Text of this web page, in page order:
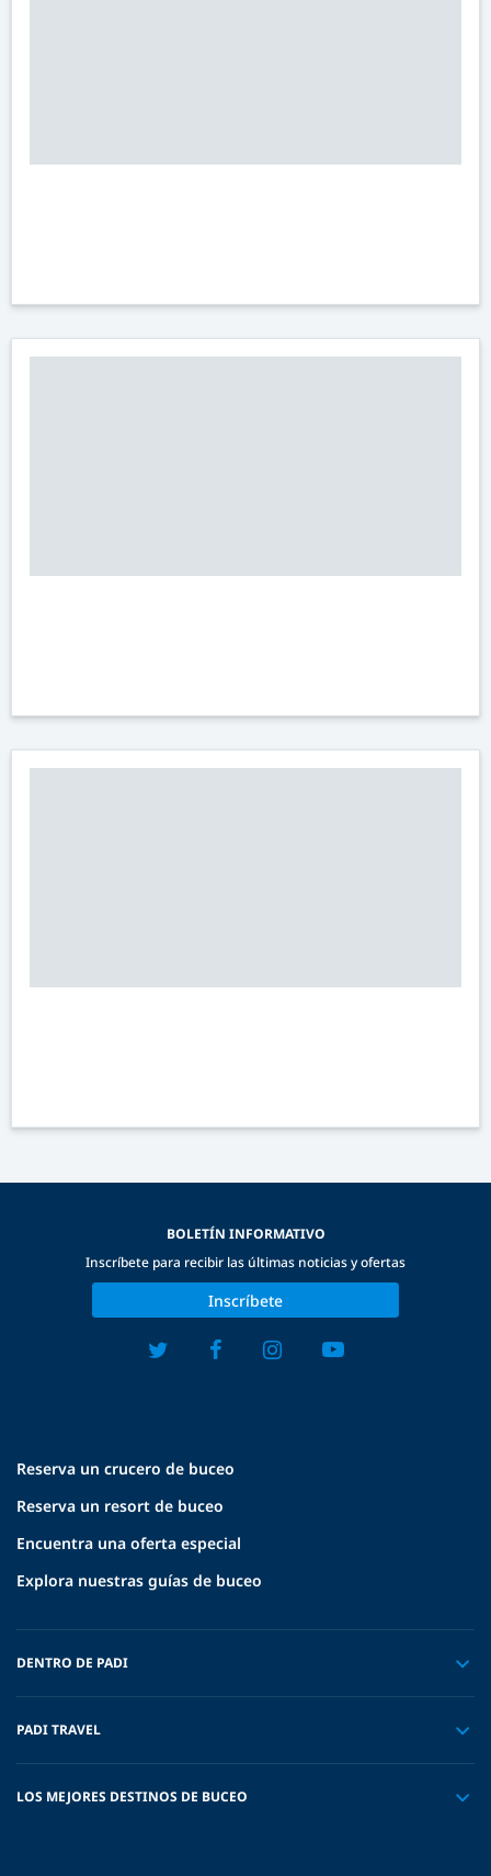
Reserva un crucero de buceo
Reserva un resort de buceo
Encuentra una oferta especial
Explora nuestras guías de buceo
DENTRO DE PADI
PADI TRAVEL
LOS MEJORES DESTINOS DE BUCEO
BOLETÍN INFORMATIVO
Inscríbete para recibir las últimas noticias y ofertas
Inscríbete